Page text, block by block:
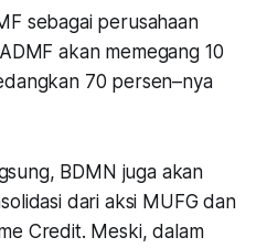
sebagai perusahaan
akan memegang 10
70 persen–nya
BDMN juga akan
dari aksi MUFG dan
Credit. Meski, dalam